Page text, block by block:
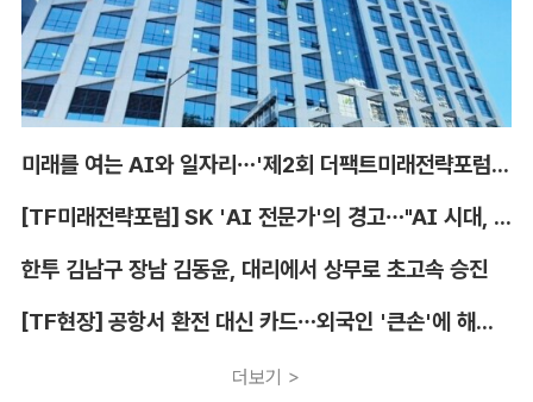
미래를 여는 AI와 일자리…'제2회 더팩트미래전략포럼' 참가 신청
[TF미래전략포럼] SK 'AI 전문가'의 경고…"AI 시대, 인재 격차 더 커진다"
한투 김남구 장남 김동윤, 대리에서 상무로 초고속 승진
[TF현장] 공항서 환전 대신 카드…외국인 '큰손'에 해외카드 매입 시장 쑥
더보기 >